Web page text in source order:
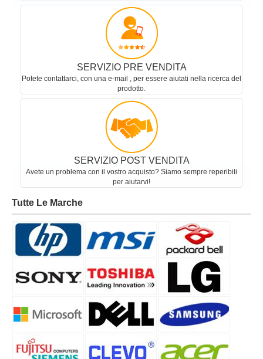
SERVIZIO PRE VENDITA
Potete contattarci, con una e-mail , per essere aiutati nella ricerca del
prodotto.
SERVIZIO POST VENDITA
Avete un problema con il vostro acquisto? Siamo sempre reperibili
per aiutarvi!
Tutte Le Marche